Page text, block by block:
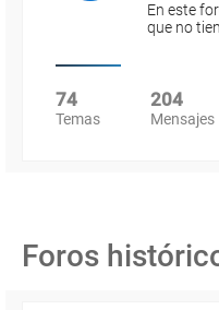
En este
que no
74
Temas
204
Mensajes
Foros